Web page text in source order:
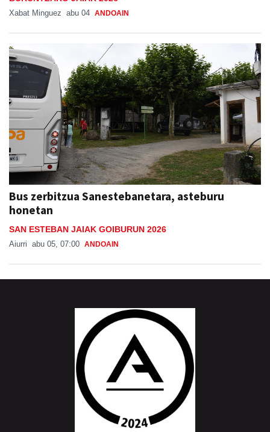
Xabat Minguez abu 04 ANDOAIN
Bus zerbitzua Sanestebanetara, asteburu
honetan
SAN ESTEBAN JAIAK GOIBURUN 2026
Aiurri abu 05, 07:00 ANDOAIN